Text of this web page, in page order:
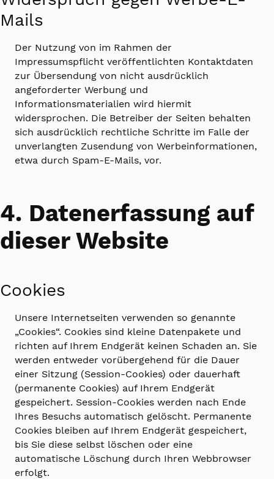
Mails
Der Nutzung von im Rahmen der
Impressumspflicht veröffentlichten Kontaktdaten
zur Übersendung von nicht ausdrücklich
angeforderter Werbung und
Informationsmaterialien wird hiermit
widersprochen. Die Betreiber der Seiten behalten
sich ausdrücklich rechtliche Schritte im Falle der
unverlangten Zusendung von Werbeinformationen,
etwa durch Spam-E-Mails, vor.
4. Datenerfassung auf
dieser Website
Cookies
Unsere Internetseiten verwenden so genannte
„Cookies“. Cookies sind kleine Datenpakete und
richten auf Ihrem Endgerät keinen Schaden an. Sie
werden entweder vorübergehend für die Dauer
einer Sitzung (Session-Cookies) oder dauerhaft
(permanente Cookies) auf Ihrem Endgerät
gespeichert. Session-Cookies werden nach Ende
Ihres Besuchs automatisch gelöscht. Permanente
Cookies bleiben auf Ihrem Endgerät gespeichert,
bis Sie diese selbst löschen oder eine
automatische Löschung durch Ihren Webbrowser
erfolgt.